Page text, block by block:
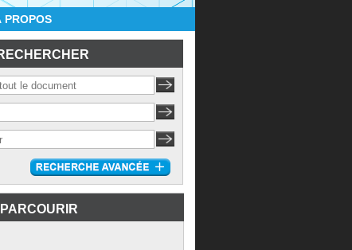
PROPOS
PARCOURIR